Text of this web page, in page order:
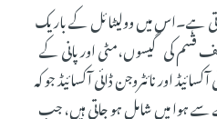
ہے۔اس میں وولیٹائل کے باریک
قسم کی گیسوں،مٹی اور پانی کے
اور نائٹروجن ڈائی آکسائیڈ جو کہ
ہوا میں شامل ہو جاتی ہیں، جب